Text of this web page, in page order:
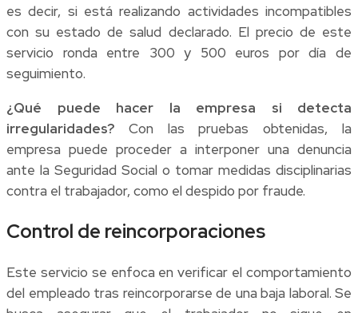
es decir, si está realizando actividades incompatibles
con su estado de salud declarado. El precio de este
servicio ronda entre 300 y 500 euros por día de
seguimiento.
¿Qué puede hacer la empresa si detecta
irregularidades? Con las pruebas obtenidas, la
empresa puede proceder a interponer una denuncia
ante la Seguridad Social o tomar medidas disciplinarias
contra el trabajador, como el despido por fraude.
Control de reincorporaciones
Este servicio se enfoca en verificar el comportamiento
del empleado tras reincorporarse de una baja laboral. Se